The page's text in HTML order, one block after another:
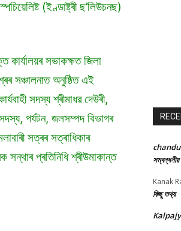
(ইণ্ডাষ্ট্ৰী ছ’লিউচনছ)
কাৰ্যালয়ৰ সভাকক্ষত জিলা
সঞ্চালনাত অনুষ্ঠিত এই
সদস্য শ্ৰীমাধৱ দেউৰী,
পৰ্যটন, জলসম্পদ বিভাগৰ
সত্ৰৰ সত্ৰাধিকাৰ
সন্থাৰ প্ৰতিনিধি শ্ৰীউমাকান্ত
Kanak
কিছু তথ্য